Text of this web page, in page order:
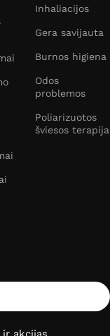
Inhaliacijos
Gera savijauta
Burnos higiena
Odos
problemos
Poliarizuotos
šviesos terapija